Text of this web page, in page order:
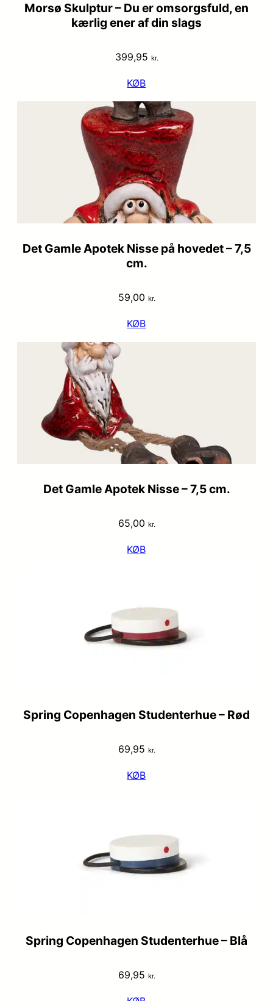
Morsø Skulptur – Du er omsorgsfuld, en
kærlig ener af din slags
399,95 kr.
KØB
Det Gamle Apotek Nisse på hovedet – 7,5
cm.
59,00 kr.
KØB
Det Gamle Apotek Nisse – 7,5 cm.
65,00 kr.
KØB
Spring Copenhagen Studenterhue – Rød
69,95 kr.
KØB
Spring Copenhagen Studenterhue – Blå
69,95 kr.